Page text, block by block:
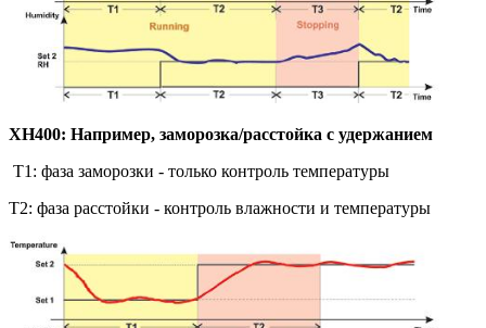
XH400: Например, заморозка/расстойка с удержанием
T1: фаза заморозки - только контроль температуры
T2: фаза расстойки - контроль влажности и температуры